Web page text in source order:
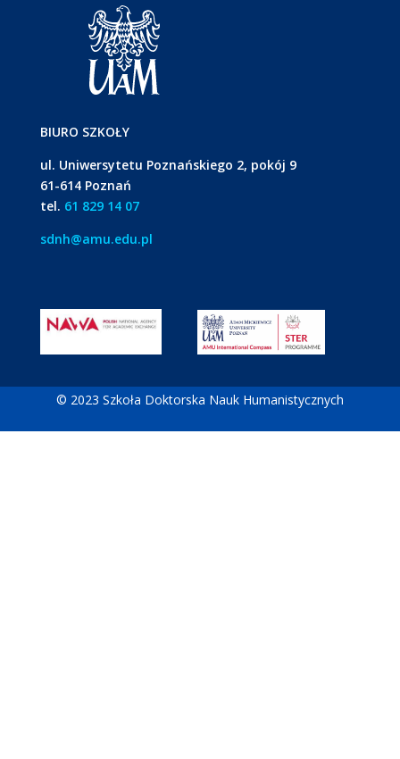
BIURO SZKOŁY
ul. Uniwersytetu Poznańskiego 2, pokój 9
61-614 Poznań
tel. 61 829 14 07
sdnh@amu.edu.pl
© 2023 Szkoła Doktorska Nauk Humanistycznych